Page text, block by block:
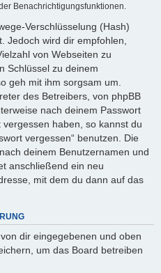
Benachrichtigungsfunktionen.
Verschlüsselung (Hash)
Jedoch wird dir empfohlen,
von Webseiten zu
Schlüssel zu deinem
geh mit ihm sorgsam um.
des Betreibers, von phpBB
nach deinem Passwort
haben, so kannst du
vergessen“ benutzen. Die
deinem Benutzernamen und
anschließend ein neu
mit dem du dann auf das
dir eingegebenen und oben
um das Board betreiben